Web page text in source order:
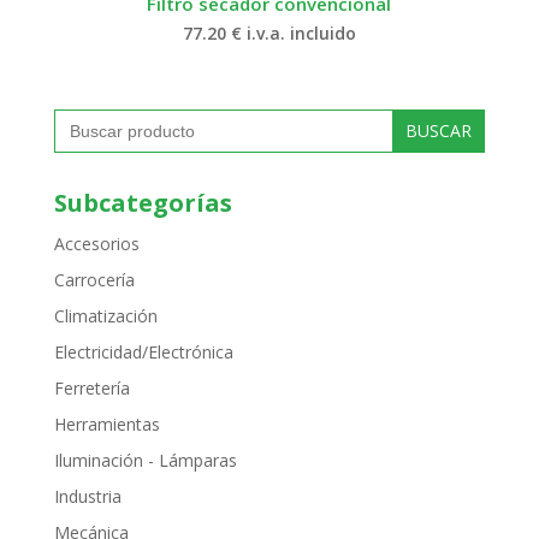
77.20 € i.v.a. incluido
Buscar:
Subcategorías
Accesorios
Carrocería
Climatización
Electricidad/Electrónica
Ferretería
Herramientas
Iluminación - Lámparas
Industria
Mecánica